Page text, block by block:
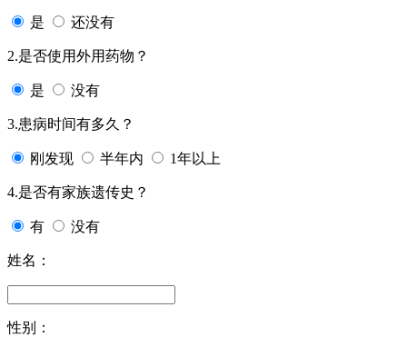
是 还没有
2.是否使用外用药物？
是 没有
3.患病时间有多久？
刚发现 半年内 1年以上
4.是否有家族遗传史？
有 没有
姓名：
性别：